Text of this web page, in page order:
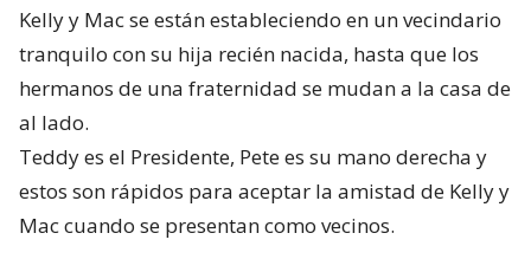
Kelly y Mac se están estableciendo en un vecindario
tranquilo con su hija recién nacida, hasta que los
hermanos de una fraternidad se mudan a la casa de
al lado.
Teddy es el Presidente, Pete es su mano derecha y
estos son rápidos para aceptar la amistad de Kelly y
Mac cuando se presentan como vecinos.